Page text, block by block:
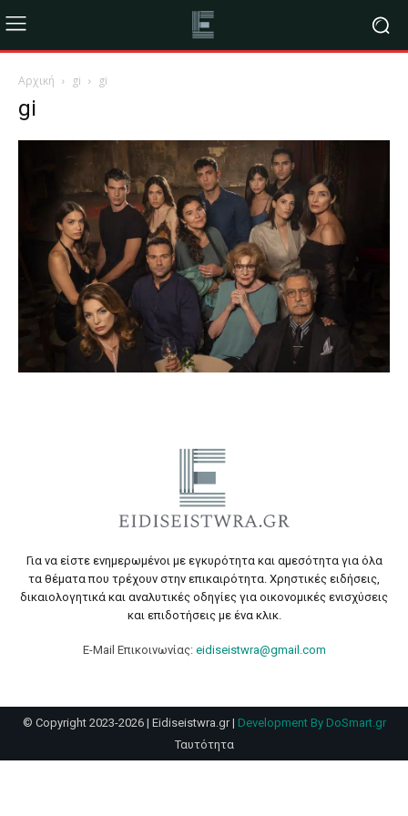
Αρχική gi gi
gi
Για να είστε ενημερωμένοι με εγκυρότητα και αμεσότητα για όλα
τα θέματα που τρέχουν στην επικαιρότητα. Χρηστικές ειδήσεις,
δικαιολογητικά και αναλυτικές οδηγίες για οικονομικές ενισχύσεις
και επιδοτήσεις με ένα κλικ.
E-Mail Επικοινωνίας: eidiseistwra@gmail.com
© Copyright 2023-2026 | Eidiseistwra.gr | Development By DoSmart.gr
Ταυτότητα